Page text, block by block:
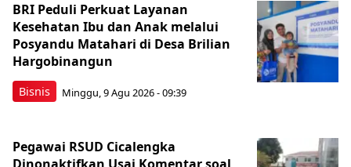
Bisnis
BRI Peduli Perkuat Layanan
Kesehatan Ibu dan Anak melalui
Posyandu Matahari di Desa Brilian
Hargobinangun
Minggu, 9 Agu 2026 - 09:39
Pegawai RSUD Cicalengka